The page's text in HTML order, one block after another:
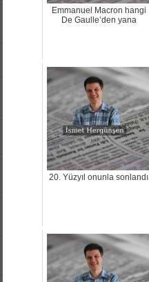
Emmanuel Macron hangi
De Gaulle’den yana
20. Yüzyıl onunla sonlandı